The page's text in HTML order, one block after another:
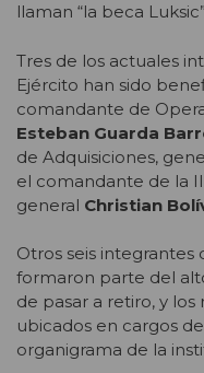
llaman “la beca
Tres de los actuales
Ejército han sido
comandante de
Esteban Guarda
de Adquisiciones,
el comandante de la
general Christian
Otros seis integrantes
formaron parte del
de pasar a retiro, y
ubicados en cargos
organigrama de la